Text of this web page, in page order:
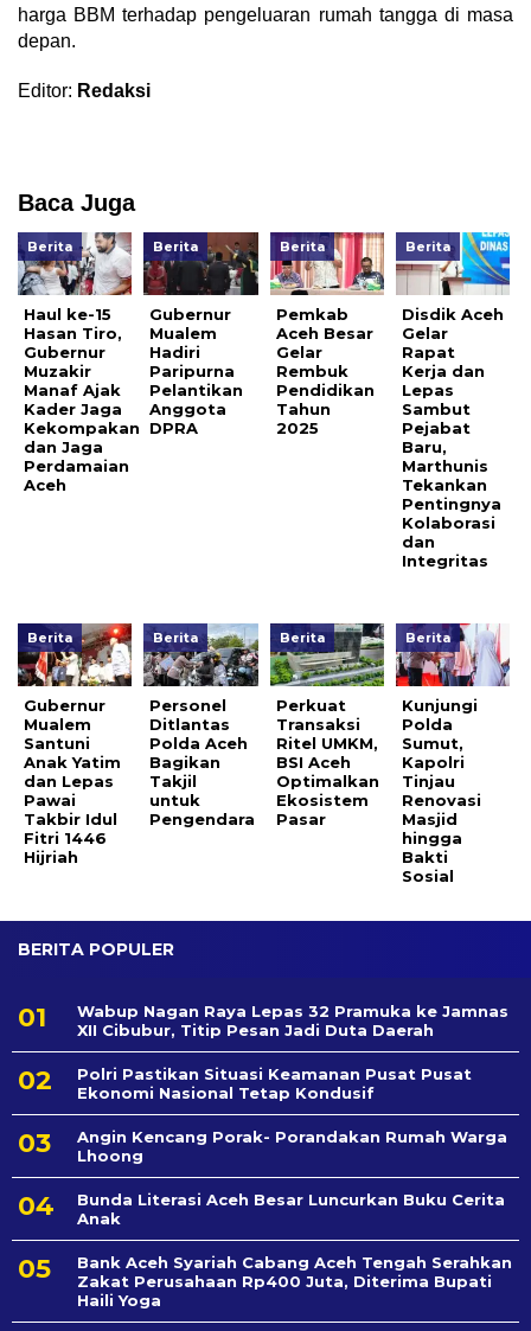
harga BBM terhadap pengeluaran rumah tangga di masa
depan.
Editor: Redaksi
Baca Juga
Berita
Haul ke-15
Hasan Tiro,
Gubernur
Muzakir
Manaf Ajak
Kader Jaga
Kekompakan
dan Jaga
Perdamaian
Aceh
Berita
Gubernur
Mualem
Hadiri
Paripurna
Pelantikan
Anggota
DPRA
Berita
Pemkab
Aceh Besar
Gelar
Rembuk
Pendidikan
Tahun
2025
Berita
Disdik Aceh
Gelar
Rapat
Kerja dan
Lepas
Sambut
Pejabat
Baru,
Marthunis
Tekankan
Pentingnya
Kolaborasi
dan
Integritas
Berita
Gubernur
Mualem
Santuni
Anak Yatim
dan Lepas
Pawai
Takbir Idul
Fitri 1446
Hijriah
Berita
Personel
Ditlantas
Polda Aceh
Bagikan
Takjil
untuk
Pengendara
Berita
Perkuat
Transaksi
Ritel UMKM,
BSI Aceh
Optimalkan
Ekosistem
Pasar
Berita
Kunjungi
Polda
Sumut,
Kapolri
Tinjau
Renovasi
Masjid
hingga
Bakti
Sosial
BERITA POPULER
Wabup Nagan Raya Lepas 32 Pramuka ke Jamnas
XII Cibubur, Titip Pesan Jadi Duta Daerah
Polri Pastikan Situasi Keamanan Pusat Pusat
Ekonomi Nasional Tetap Kondusif
Angin Kencang Porak- Porandakan Rumah Warga
Lhoong
Bunda Literasi Aceh Besar Luncurkan Buku Cerita
Anak
Bank Aceh Syariah Cabang Aceh Tengah Serahkan
Zakat Perusahaan Rp400 Juta, Diterima Bupati
Haili Yoga